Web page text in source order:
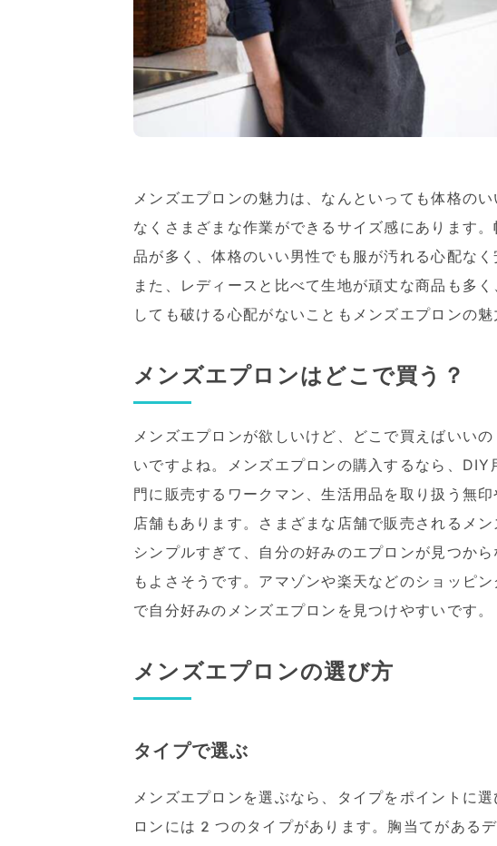
メンズエプロンの魅力は、なんといっても体格の
なくさまざまな作業ができるサイズ感にあります
品が多く、体格のいい男性でも服が汚れる心配な
また、レディースと比べて生地が頑丈な商品も多
しても破ける心配がないこともメンズエプロンの魅
メンズエプロンはどこで買う？
メンズエプロンが欲しいけど、どこで買えばいい
いですよね。メンズエプロンの購入するなら、
門に販売するワークマン、生活用品を取り扱う無
店舗もあります。さまざまな店舗で販売されるメ
シンプルすぎて、自分の好みのエプロンが見つか
もよさそうです。アマゾンや楽天などのショッピ
で自分好みのメンズエプロンを見つけやすいです。
メンズエプロンの選び方
タイプで選ぶ
メンズエプロンを選ぶなら、タイプをポイントに
ロンには2つのタイプがあります。胸当てがある